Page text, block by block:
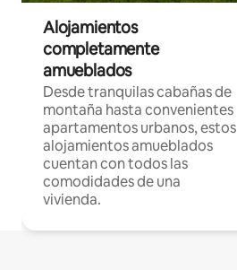
Alojamientos
completamente
amueblados
Desde tranquilas cabañas de
montaña hasta convenientes
apartamentos urbanos, estos
alojamientos amueblados
cuentan con todos las
comodidades de una
vivienda.